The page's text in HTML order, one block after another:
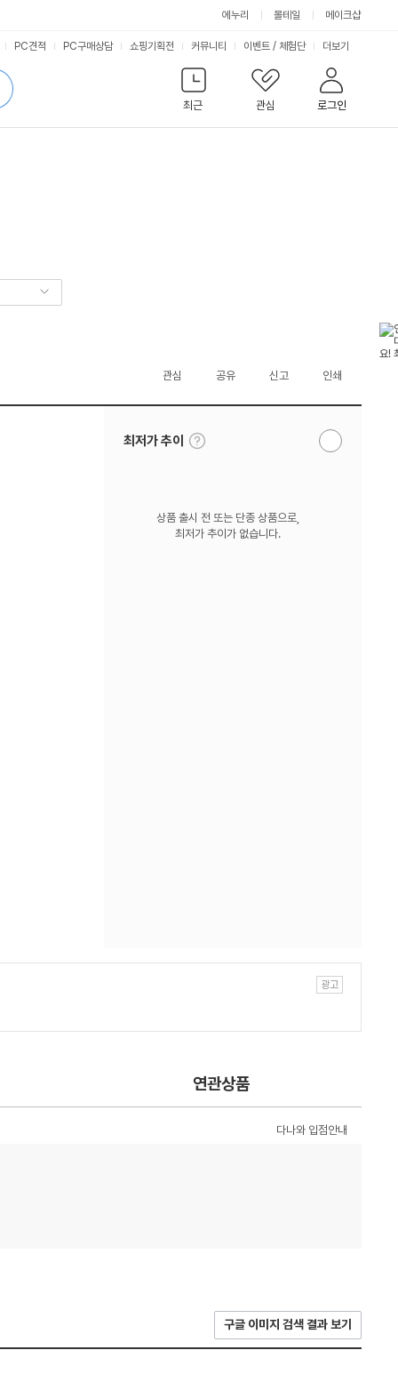
에누리 몰테일 메이크샵
최근
관심 로그인
PC견적 PC구매상담 쇼핑기획전 커뮤니티 이벤트 / 체험단 서
비
스
더보기
관심 공유 신고 인쇄
최저가 추이
툴
팁
알
상품 출시 전 또는 단종 상품으로,
최저가 추이가 없습니다.
연관상품
다나와 입점안내
구글 이미지 검색 결과 보기